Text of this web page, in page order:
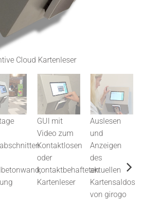
Cloud Kartenleser
GUI mit
Video zum
Kontaktlosen
oder
kontaktbehafteten
Kartenleser
Auslesen
und
Anzeigen
des
aktuellen
Kartensaldos
von girogo